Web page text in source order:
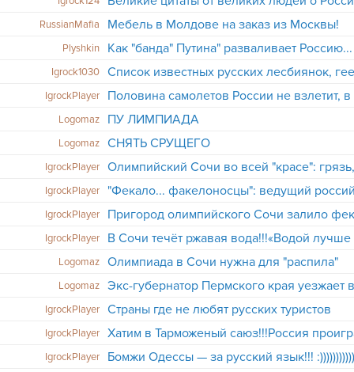
RussianMafia Мебель в Молдове на заказ из Москвы!
Plyshkin Как "банда" Путина" разваливает Россию...
Igrock1030
IgrockPlayer
Logomaz
ПУ ЛИМПИАДА
Logomaz СНЯТЬ СРУЩЕГО
IgrockPlayer
IgrockPlayer
IgrockPlayer
IgrockPlayer
Logomaz
Олимпиада в Сочи нужна для "распила"
Logomaz
IgrockPlayer
Страны где не любят русских туристов
IgrockPlayer
IgrockPlayer
Бомжи Одессы — за русский язык!!!